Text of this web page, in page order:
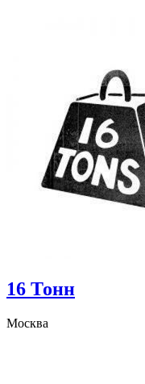
16 Тонн
Москва